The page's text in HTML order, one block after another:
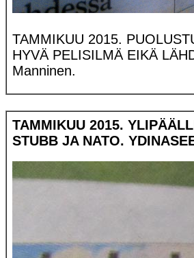
TAMMIKUU 2015.
HYVÄ PELISILMÄ EIKÄ
Manninen.
TAMMIKUU 2015.
STUBB JA NATO.